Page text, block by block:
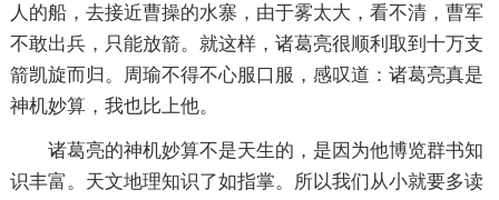
人的船，去接近曹操的水寨，由于雾太大，看不清，曹军
不敢出兵，只能放箭。就这样，诸葛亮很顺利取到十万支
箭凯旋而归。周瑜不得不心服口服，感叹道：诸葛亮真是
神机妙算，我也比上他。
诸葛亮的神机妙算不是天生的，是因为他博览群书知
识丰富。天文地理知识了如指掌。所以我们从小就要多读